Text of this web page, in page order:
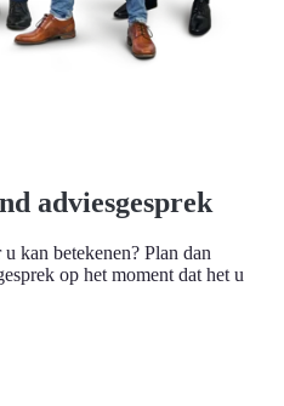
adviesgesprek
kan betekenen? Plan dan
op het moment dat het u